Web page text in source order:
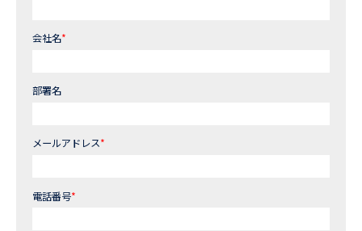
会社名*
部署名
メールアドレス*
電話番号*